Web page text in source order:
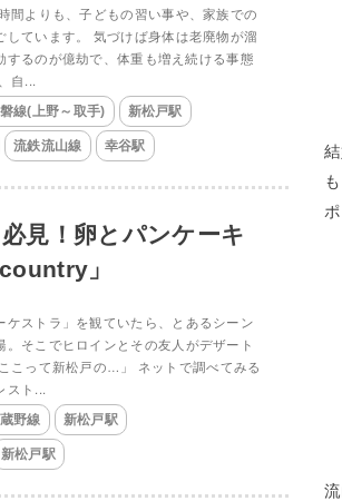
間よりも、子どもの習い事や、家族での
しています。 気づけば身体は老廃物が溜
するのが億劫で、体重も増え続ける事態
自...
線(上野～取手) 新松戸駅
流鉄流山線 幸谷駅
見！卵とパンケーキ
」
ケストラ」を観ていたら、とあるシーン
。そこでヒロインとその友人がデザート
こって新松戸の…」 ネットで調べてみる
スト...
野線 新松戸駅
新松戸駅